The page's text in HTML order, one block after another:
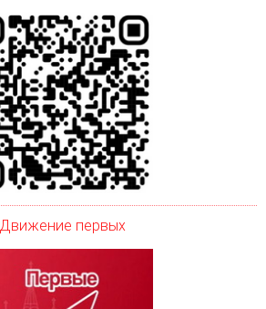
Движение первых